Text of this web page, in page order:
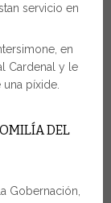
servicio en
en
Cardenal y le
píxide.
DEL
Gobernación,